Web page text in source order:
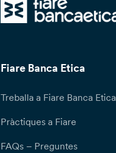
Fiare Banca Etica
Treballa a Fiare Banca Etica
Pràctiques a Fiare
FAQs – Preguntes